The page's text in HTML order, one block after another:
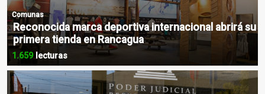
Comunas
Reconocida marca deportiva internacional abrirá su
primera tienda en Rancagua
1.659lecturas